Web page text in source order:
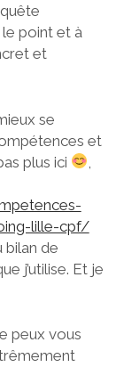
le point et à
et
se
et
plus ici
lille-cpf/
bilan de
j’utilise. Et je
peux vous